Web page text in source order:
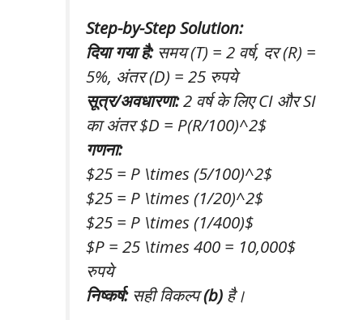
Step-by-Step Solution:
दिया गया है:समय (T) = 2 वर्ष, दर (R) =
5%, अंतर (D) = 25 रुपये
सूत्र/अवधारणा:2 वर्ष के लिए CI और SI
का अंतर $D = P(R/100)^2$
गणना:
$25 = P \times (5/100)^2$
$25 = P \times (1/20)^2$
$25 = P \times (1/400)$
$P = 25 \times 400 = 10,000$
रुपये
निष्कर्ष:सही विकल्प(b) है।